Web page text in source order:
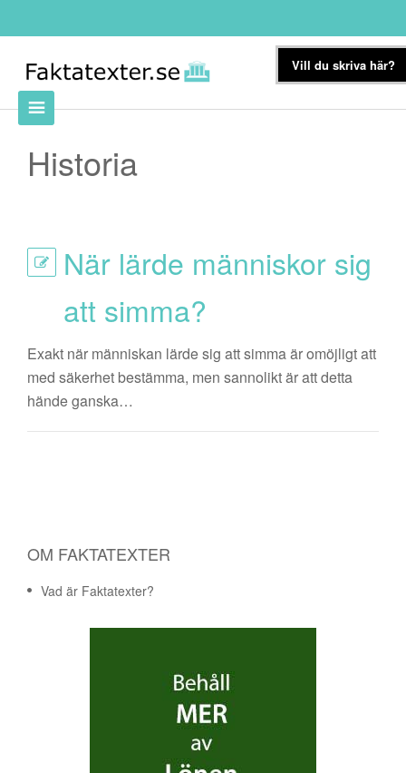
Historia
När lärde människor sig
att simma?
Exakt när människan lärde sig att simma är omöjligt att
med säkerhet bestämma, men sannolikt är att detta
hände ganska…
OM FAKTATEXTER
Vad är Faktatexter?
Vill du skriva här?